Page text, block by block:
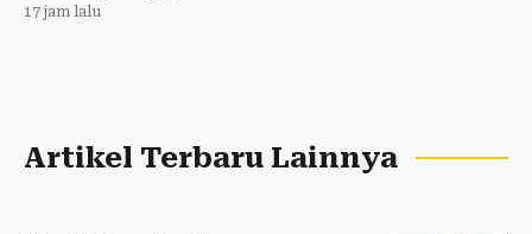
17 jam lalu
Artikel Terbaru Lainnya